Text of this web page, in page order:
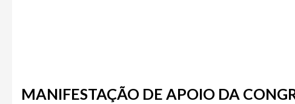
MANIFESTAÇÃO DE APOIO DA